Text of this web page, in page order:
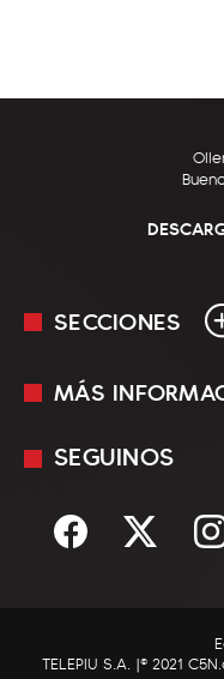
SECCIONES
En Vivo
Sociedad
C5N Autos
MÁS
Mediakit
Términos y
SEGUINOS
TELEPIU S.A. |© 2021